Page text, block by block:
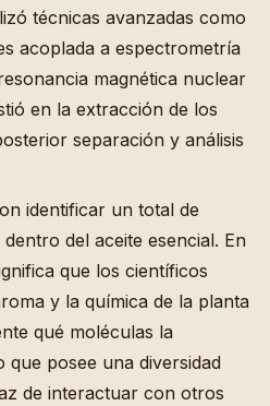
técnicas avanzadas como
acoplada a espectrometría
magnética nuclear
en la extracción de los
separación y análisis
identificar un total de
del aceite esencial. En
que los científicos
y la química de la planta
qué moléculas la
posee una diversidad
de interactuar con otros